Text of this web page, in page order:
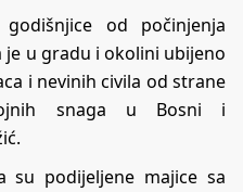
od počinjenja
je u gradu i okolini ubijeno
i nevinih civila od strane
snaga u Bosni i
su podijeljene majice sa